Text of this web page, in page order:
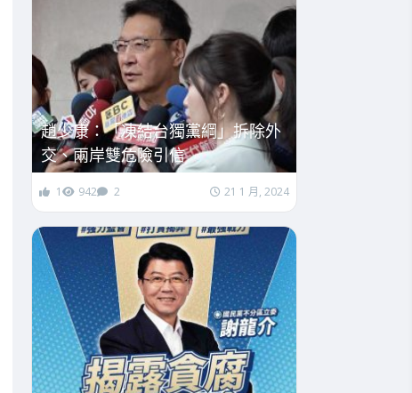
趙少康：「凍結台獨黨綱」拆除外
交、兩岸雙危險引信
1 942 2 21 1 月, 2024